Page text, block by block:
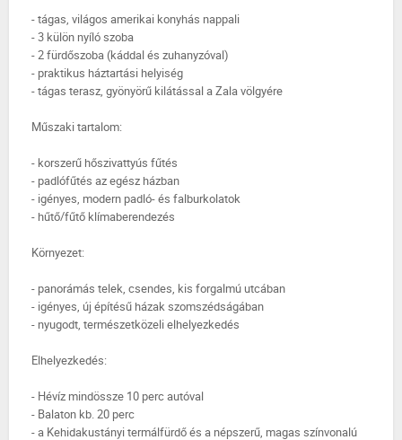
- tágas, világos amerikai konyhás nappali
- 3 külön nyíló szoba
- 2 fürdőszoba (káddal és zuhanyzóval)
- praktikus háztartási helyiség
- tágas terasz, gyönyörű kilátással a Zala völgyére
Műszaki tartalom:
- korszerű hőszivattyús fűtés
- padlófűtés az egész házban
- igényes, modern padló- és falburkolatok
- hűtő/fűtő klímaberendezés
Környezet:
- panorámás telek, csendes, kis forgalmú utcában
- igényes, új építésű házak szomszédságában
- nyugodt, természetközeli elhelyezkedés
Elhelyezkedés:
- Hévíz mindössze 10 perc autóval
- Balaton kb. 20 perc
- a Kehidakustányi termálfürdő és a népszerű, magas színvonalú